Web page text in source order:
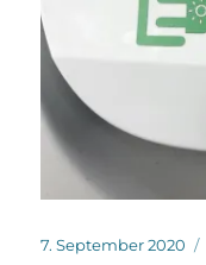
Veröffentlicht
7. September 2020